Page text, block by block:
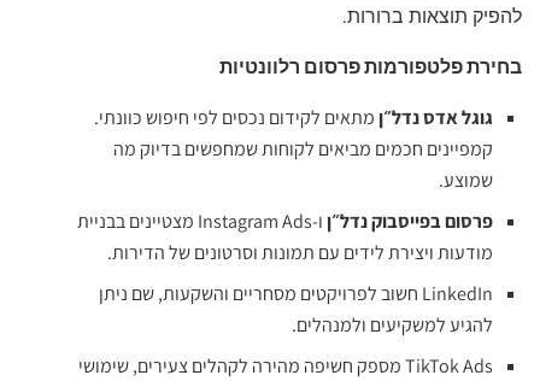
להפיק תוצאות ברורות.
בחירת פלטפורמות פרסום רלוונטיות
גוגל אדס נדל״ןמתאים לקידום נכסים לפי חיפוש כוונתי.
קמפיינים חכמים מביאים לקוחות שמחפשים בדיוק מה
שמוצע.
פרסום בפייסבוק נדל״ן
ו‑Instagram Ads מצטיינים בבניית
מודעות ויצירת לידים עם תמונות וסרטונים של הדירות.
LinkedIn חשוב לפרויקטים מסחריים והשקעות, שם ניתן
להגיע למשקיעים ולמנהלים.
TikTok Ads מספק חשיפה מהירה לקהלים צעירים, שימושי